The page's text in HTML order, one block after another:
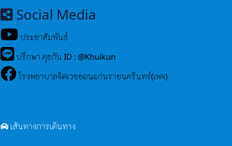
Social Media
ประชาสัมพันธ์
ปรึกษา คุยกัน ID : @Khuikun
โรงพยาบาลจิตเวชขอนแก่นราชนครินทร์(เพจ)
เส้นทางการเดินทาง